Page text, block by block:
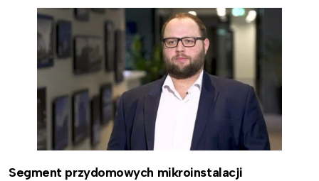
Segment przydomowych mikroinstalacji